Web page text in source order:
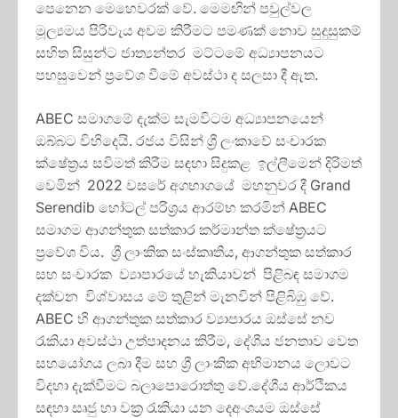
පෙනෙන මෙහෙවරක් වේ. මෙමඟින් පවුල්වල
මූල්‍යමය පිරිවැය අවම කිරීමට පමණක් නොව සුදුසුකම්
සහිත සිසුන්ට ජාත්‍යන්තර මට්ටමේ අධ්‍යාපනයට
පහසුවෙන් ප්‍රවේශ වීමේ අවස්ථා ද සලසා දී ඇත.
ABEC සමාගමේ දැක්ම සැමවිටම අධ්‍යාපනයෙන්
ඔබ්බට විහිදෙයි. රජය විසින් ශ්‍රී ලංකාවේ සංචාරක
ක්ෂේත්‍රය සවිමත් කිරීම සඳහා සිදුකළ ඉල්ලීමෙන් දිරිමත්
වෙමින් 2022 වසරේ අගභාගයේ මහනුවර දී Grand
Serendib හෝටල් පරිශ්‍රය ආරම්භ කරමින් ABEC
සමාගම ආගන්තුක සත්කාර කර්මාන්ත ක්ෂේත්‍රයට
ප්‍රවේශ විය. ශ්‍රී ලාංකික සංස්කෘතිය, ආගන්තුක සත්කාර
සහ සංචාරක ව්‍යාපාරයේ හැකියාවන් පිළිබඳ සමාගම
දක්වන විශ්වාසය මේ තුළින් මැනවින් පිළිබිඹු වේ.
ABEC හි ආගන්තුක සත්කාර ව්‍යාපාරය ඔස්සේ නව
රැකියා අවස්ථා උත්පාදනය කිරීම, දේශීය ජනතාව වෙත
සහයෝගය ලබා දීම සහ ශ්‍රී ලාංකික අභිමානය ලොවට
විදහා දැක්වීමට බලාපොරොත්තු වේ.දේශීය ආර්ථිකය
සඳහා සෘජු හා වක්‍ර රැකියා යන දෙඅංශයම ඔස්සේ